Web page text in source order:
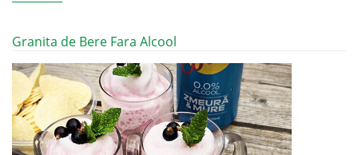
Granita de Bere Fara Alcool